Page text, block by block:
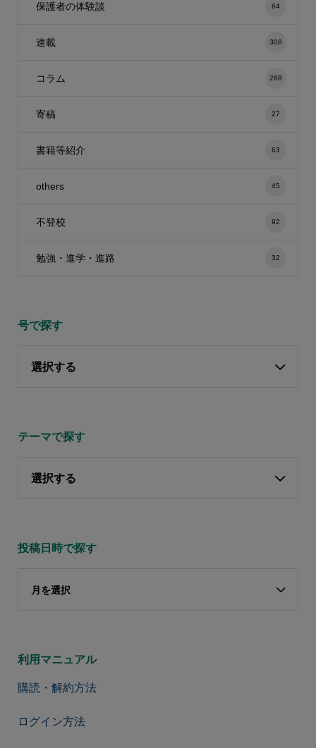
保護者の体験談 64
連載 308
コラム 288
寄稿 27
書籍等紹介 63
others 45
不登校 92
勉強・進学・進路 32
号で探す
選択する
テーマで探す
選択する
投稿日時で探す
月を選択
利用マニュアル
購読・解約方法
ログイン方法